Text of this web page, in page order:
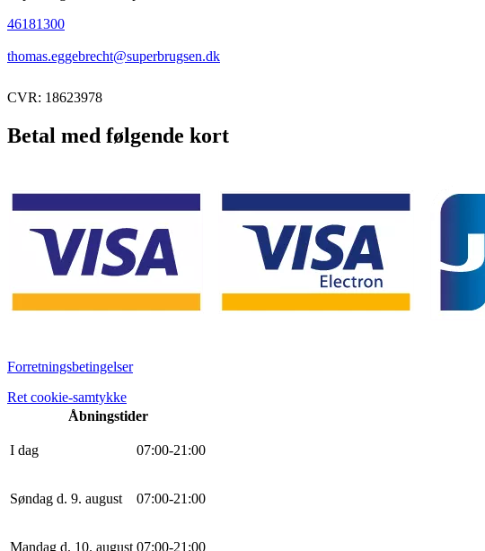
46181300
thomas.eggebrecht@superbrugsen.dk
CVR: 18623978
Betal med følgende kort
Forretningsbetingelser
Ret cookie-samtykke
Åbningstider
I dag 07:00-21:00
Søndag d. 9. august 07:00-21:00
Mandag d. 10. august 07:00-21 :00